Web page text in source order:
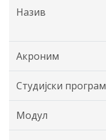
Назив
Акроним
Студијски програм
Модул